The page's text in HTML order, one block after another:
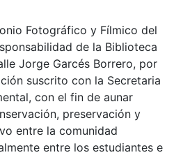
Fotográfico y Fílmico del
de la Biblioteca
Jorge Garcés Borrero, por
suscrito con la Secretaria
con el fin de aunar
preservación y
entre la comunidad
entre los estudiantes e